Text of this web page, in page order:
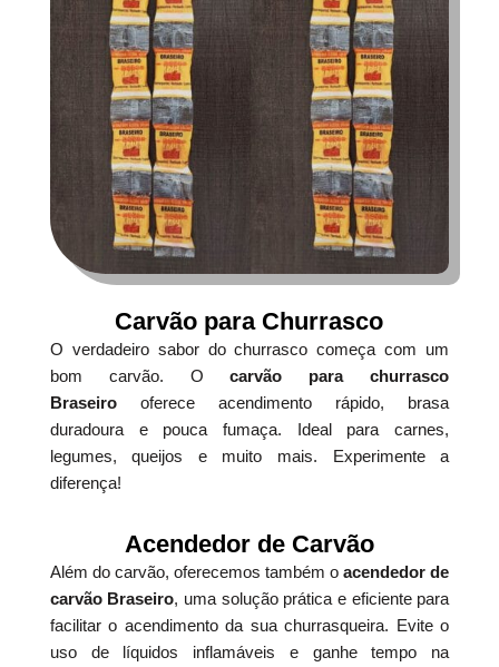
Carvão para Churrasco
O verdadeiro sabor do churrasco começa com um
bom carvão. Ocarvão para churrasco
Braseirooferece acendimento rápido, brasa
duradoura e pouca fumaça. Ideal para carnes,
legumes, queijos e muito mais. Experimente a
diferença!
Acendedor de Carvão
Além do carvão, oferecemos também oacendedor de
carvão Braseiro, uma solução prática e eficiente para
facilitar o acendimento da sua churrasqueira. Evite o
uso de líquidos inflamáveis e ganhe tempo na